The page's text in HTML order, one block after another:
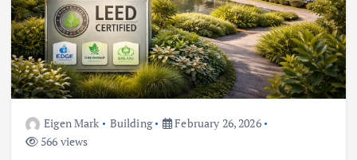
Eigen Mark Building
February 26, 2026
566 views